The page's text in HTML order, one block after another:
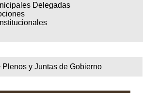
Delegadas
Plenos y Juntas de Gobierno